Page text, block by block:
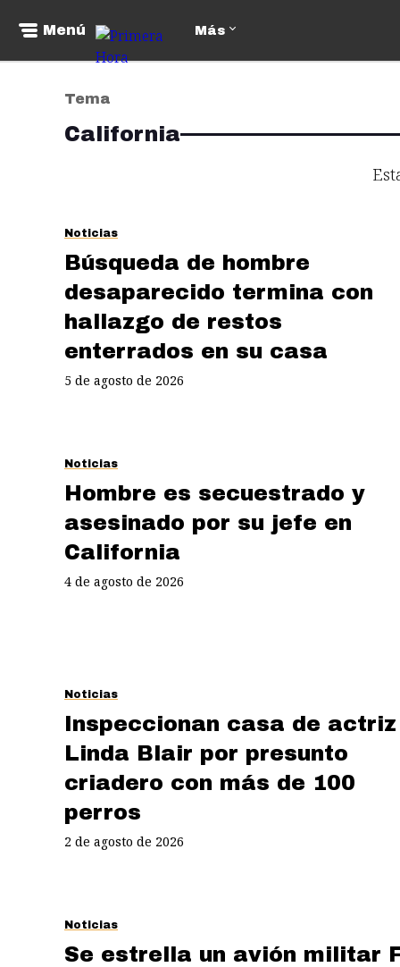
Menú Más
Tema
California
Noticias
Búsqueda de hombre
desaparecido termina con
hallazgo de restos
enterrados en su casa
5 de agosto de 2026
Noticias
Hombre es secuestrado y
asesinado por su jefe en
California
4 de agosto de 2026
Noticias
Inspeccionan casa de actriz
Linda Blair por presunto
criadero con más de 100
perros
2 de agosto de 2026
Noticias
Se estrella un avión militar